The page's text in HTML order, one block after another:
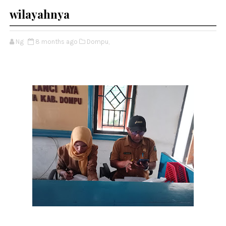
wilayahnya
Ng 8 months ago Dompu,